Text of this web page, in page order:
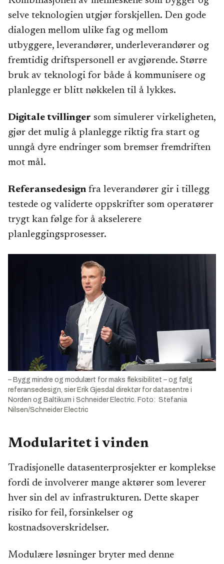
selve teknologien utgjør forskjellen. Den gode
dialogen mellom ulike fag og mellom
utbyggere, leverandører, underleverandører og
fremtidig driftspersonell er avgjørende. Større
bruk av teknologi for både å kommunisere og
planlegge er blitt nøkkelen til å lykkes.
Digitale tvillinger som simulerer virkeligheten,
gjør det mulig å planlegge riktig fra start og
unngå dyre endringer som bremser fremdriften
mot mål.
Referansedesign fra leverandører gir i tillegg
testede og validerte oppskrifter som operatører
trygt kan følge for å akselerere
planleggingsprosesser.
– Bygg mindre og modulært for maks fleksibilitet – og følg
referansedesign, sier Erik Gjesdal direktør for datasentre i
Norden og Baltikum i Schneider Electric. Foto: Stefania
Nilsen/Schneider Electric
Modularitet i vinden
Tradisjonelle datasenterprosjekter er komplekse
fordi de involverer mange aktører som leverer
hver sin del av infrastrukturen. Dette skaper
risiko for feil, forsinkelser og
kostnadsoverskridelser.
Modulære løsninger bryter med denne